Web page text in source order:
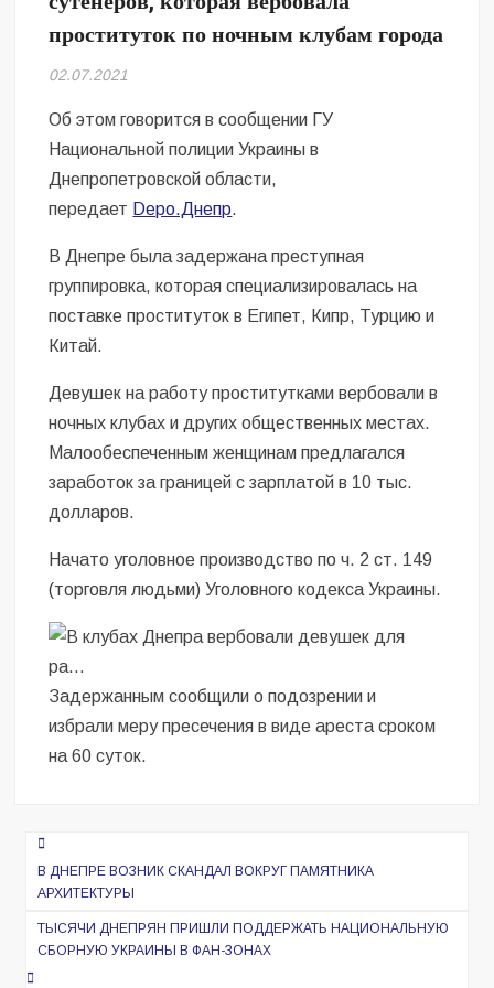
Безугла закликає валити Сирського
Світові бренди одягу та взуття: розвиток ринку та вплив на
сучасну моду
Командувач ВМС Неїжпапа закликав не дестабілізувати ситуацію
навколо керівництва армії
проституток по ночным клубам города
02.07.2021
Об этом говорится в сообщении ГУ
Национальной полиции Украины в
Днепропетровской области,
передает Depo.Днепр.
В Днепре была задержана преступная
группировка, которая специализировалась на
поставке проституток в Египет, Кипр, Турцию и
Китай.
Девушек на работу проститутками вербовали в
ночных клубах и других общественных местах.
Малообеспеченным женщинам предлагался
заработок за границей с зарплатой в 10 тыс.
долларов.
Начато уголовное производство по ч. 2 ст. 149
(торговля людьми) Уголовного кодекса Украины.
Задержанным сообщили о подозрении и
избрали меру пресечения в виде ареста сроком
на 60 суток.
Навигация
по
записям
В ДНЕПРЕ ВОЗНИК СКАНДАЛ ВОКРУГ ПАМЯТНИКА
АРХИТЕКТУРЫ
ТЫСЯЧИ ДНЕПРЯН ПРИШЛИ ПОДДЕРЖАТЬ НАЦИОНАЛЬНУЮ
СБОРНУЮ УКРАИНЫ В ФАН-ЗОНАХ